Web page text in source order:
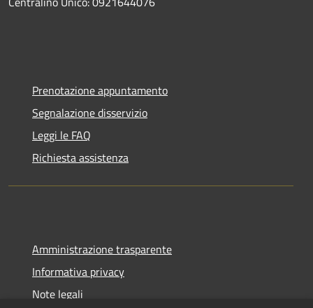
Prenotazione appuntamento
Segnalazione disservizio
Leggi le FAQ
Richiesta assistenza
Amministrazione trasparente
Informativa privacy
Note legali